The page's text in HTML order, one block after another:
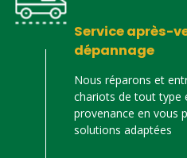
Service après-
dépannage
Nous réparons et
chariots de tout type
provenance en vous
solutions adaptées